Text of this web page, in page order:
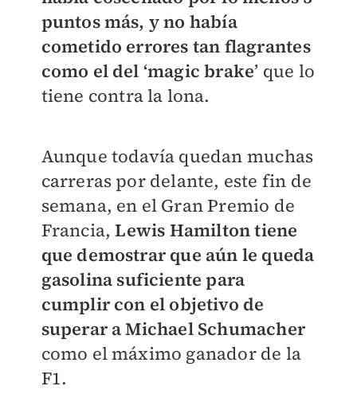
puntos más, y no había
cometido errores tan flagrantes
como el del ‘magic brake’ que lo
tiene contra la lona.
Aunque todavía quedan muchas
carreras por delante, este fin de
semana, en el Gran Premio de
Francia, Lewis Hamilton tiene
que demostrar que aún le queda
gasolina suficiente para
cumplir con el objetivo de
superar a Michael Schumacher
como el máximo ganador de la
F1.